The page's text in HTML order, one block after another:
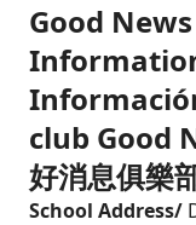
Good
club Good
好消息俱樂
School Address/